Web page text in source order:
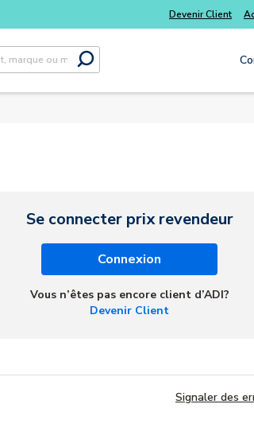
sans délai Achetez plus
Devenir Client
Soumettre la recherche
Se connecter prix revendeur
Connexion
Vous n’êtes pas encore client d’ADI?
Devenir Client
Signaler des